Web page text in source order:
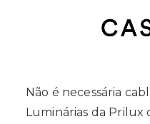
Não é necessária
Luminárias da Prilux